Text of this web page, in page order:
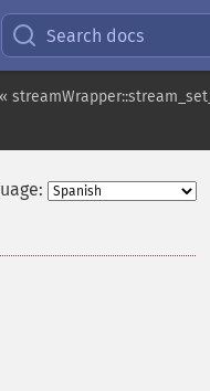
Search docs
«